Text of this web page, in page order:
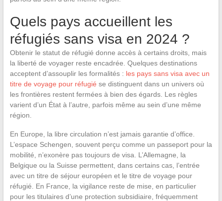
Quels pays accueillent les
réfugiés sans visa en 2024 ?
Obtenir le statut de réfugié donne accès à certains droits, mais
la liberté de voyager reste encadrée. Quelques destinations
acceptent d’assouplir les formalités : les pays sans visa avec un
titre de voyage pour réfugié se distinguent dans un univers où
les frontières restent fermées à bien des égards. Les règles
varient d’un État à l’autre, parfois même au sein d’une même
région.
En Europe, la libre circulation n’est jamais garantie d’office.
L’espace Schengen, souvent perçu comme un passeport pour la
mobilité, n’exonère pas toujours de visa. L’Allemagne, la
Belgique ou la Suisse permettent, dans certains cas, l’entrée
avec un titre de séjour européen et le titre de voyage pour
réfugié. En France, la vigilance reste de mise, en particulier
pour les titulaires d’une protection subsidiaire, fréquemment